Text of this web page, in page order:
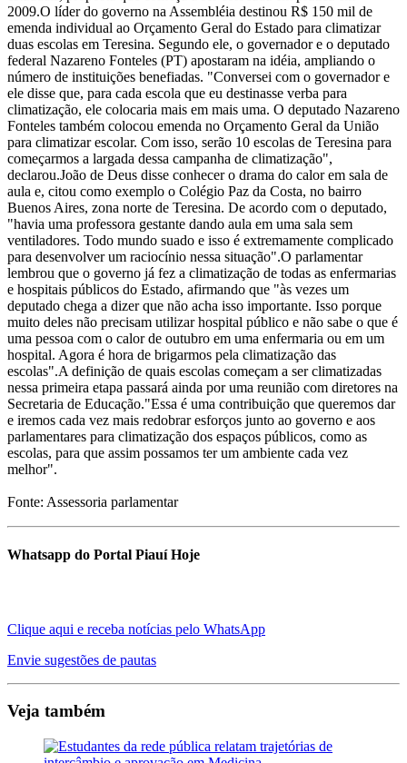
2009.O líder do governo na Assembléia destinou R$ 150 mil de
emenda individual ao Orçamento Geral do Estado para climatizar
duas escolas em Teresina. Segundo ele, o governador e o deputado
federal Nazareno Fonteles (PT) apostaram na idéia, ampliando o
número de instituições benefiadas. "Conversei com o governador e
ele disse que, para cada escola que eu destinasse verba para
climatização, ele colocaria mais em mais uma. O deputado Nazareno
Fonteles também colocou emenda no Orçamento Geral da União
para climatizar escolar. Com isso, serão 10 escolas de Teresina para
começarmos a largada dessa campanha de climatização",
declarou.João de Deus disse conhecer o drama do calor em sala de
aula e, citou como exemplo o Colégio Paz da Costa, no bairro
Buenos Aires, zona norte de Teresina. De acordo com o deputado,
"havia uma professora gestante dando aula em uma sala sem
ventiladores. Todo mundo suado e isso é extremamente complicado
para desenvolver um raciocínio nessa situação".O parlamentar
lembrou que o governo já fez a climatização de todas as enfermarias
e hospitais públicos do Estado, afirmando que "às vezes um
deputado chega a dizer que não acha isso importante. Isso porque
muito deles não precisam utilizar hospital público e não sabe o que é
uma pessoa com o calor de outubro em uma enfermaria ou em um
hospital. Agora é hora de brigarmos pela climatização das
escolas".A definição de quais escolas começam a ser climatizadas
nessa primeira etapa passará ainda por uma reunião com diretores na
Secretaria de Educação."Essa é uma contribuição que queremos dar
e iremos cada vez mais redobrar esforços junto ao governo e aos
parlamentares para climatização dos espaços públicos, como as
escolas, para que assim possamos ter um ambiente cada vez
melhor".
Fonte: Assessoria parlamentar
Whatsapp do Portal Piauí Hoje
Clique aqui e receba notícias pelo WhatsApp
Envie sugestões de pautas
Veja também